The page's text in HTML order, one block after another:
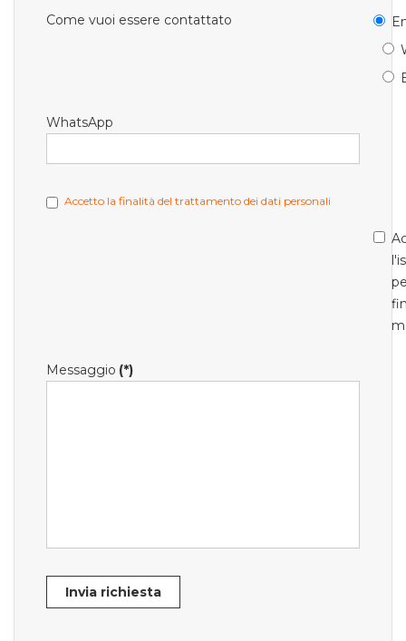
Come vuoi essere contattato
WhatsApp
Accetto la finalità del trattamento dei dati personali
Messaggio (*)
Invia richiesta